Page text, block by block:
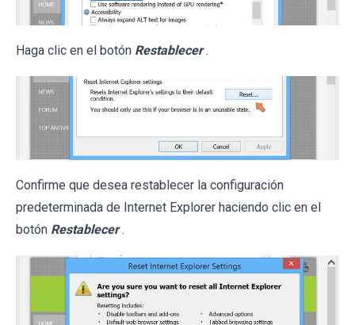
Haga clic en el botón Restablecer .
Confirme que desea restablecer la configuración
predeterminada de Internet Explorer haciendo clic en el
botón Restablecer .